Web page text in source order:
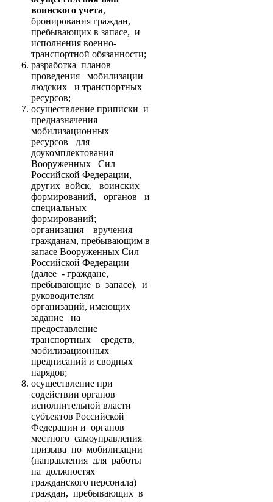
воинского учета,
бронирования граждан,
пребывающих в запасе, и
исполнения военно-
транспортной обязанности;
разработка планов
проведения мобилизации
людских и транспортных
ресурсов;
осуществление приписки и
предназначения
мобилизационных
ресурсов для
доукомплектования
Вооруженных Сил
Российской Федерации,
других войск, воинских
формирований, органов и
специальных
формирований;
организация вручения
гражданам, пребывающим в
запасе Вооруженных Сил
Российской Федерации
(далее - граждане,
пребывающие в запасе), и
руководителям
организаций, имеющих
задание на
предоставление
транспортных средств,
мобилизационных
предписаний и сводных
нарядов;
осуществление при
содействии органов
исполнительной власти
субъектов Российской
Федерации и органов
местного самоуправления
призыва по мобилизации
(направления для работы
на должностях
гражданского персонала)
граждан, пребывающих в